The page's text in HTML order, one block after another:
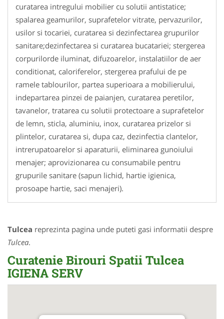
curatarea intregului mobilier cu solutii antistatice;
spalarea geamurilor, suprafetelor vitrate, pervazurilor,
usilor si tocariei, curatarea si dezinfectarea grupurilor
sanitare;dezinfectarea si curatarea bucatariei; stergerea
corpurilorde iluminat, difuzoarelor, instalatiilor de aer
conditionat, caloriferelor, stergerea prafului de pe
ramele tablourilor, partea superioara a mobilierului,
indepartarea pinzei de paianjen, curatarea peretilor,
tavanelor, tratarea cu solutii protectoare a suprafetelor
de lemn, sticla, aluminiu, inox, curatarea prizelor si
plintelor, curatarea si, dupa caz, dezinfectia clantelor,
intrerupatoarelor si aparaturii, eliminarea gunoiului
menajer; aprovizionarea cu consumabile pentru
grupurile sanitare (sapun lichid, hartie igienica,
prosoape hartie, saci menajeri).
Tulcea reprezinta pagina unde puteti gasi informatii despre
Tulcea.
Curatenie Birouri Spatii Tulcea
IGIENA SERV